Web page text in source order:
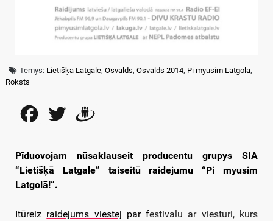
Temys: Lietišķā Latgale,Osvalds,Osvalds 2014, Pi myusim Latgolā,
Roksts
FacebookTwitter
Pīduovojam nūsaklauseit producentu grupys SIA
“Lietišķā Latgale” taiseitū raidejumu “Pi myusim
Latgolā!”.
Itūreiz raidejums viestej par festivalu ar viesturi, kurs